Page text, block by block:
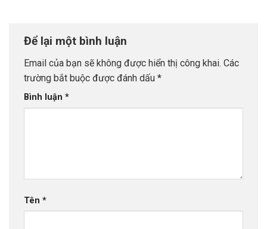
Để lại một bình luận
Email của bạn sẽ không được hiển thị công khai. Các
trường bắt buộc được đánh dấu *
Bình luận *
Tên *